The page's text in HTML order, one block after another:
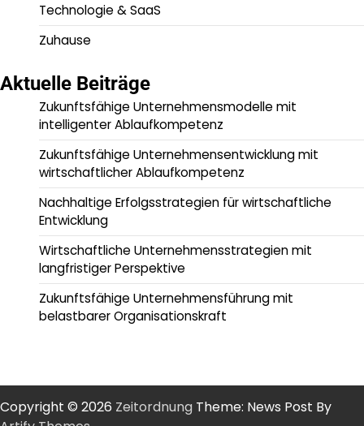
Technologie & SaaS
Zuhause
Aktuelle Beiträge
Zukunftsfähige Unternehmensmodelle mit
intelligenter Ablaufkompetenz
Zukunftsfähige Unternehmensentwicklung mit
wirtschaftlicher Ablaufkompetenz
Nachhaltige Erfolgsstrategien für wirtschaftliche
Entwicklung
Wirtschaftliche Unternehmensstrategien mit
langfristiger Perspektive
Zukunftsfähige Unternehmensführung mit
belastbarer Organisationskraft
Copyright © 2026 Zeitordnung Theme: News Post By